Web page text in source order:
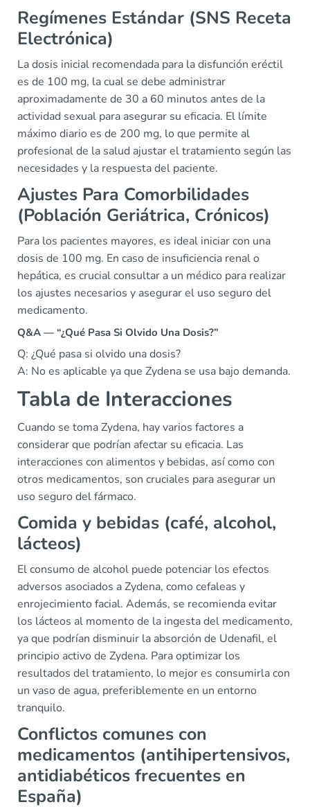
Regímenes Estándar (SNS Receta
Electrónica)
La dosis inicial recomendada para la disfunción eréctil
es de 100 mg, la cual se debe administrar
aproximadamente de 30 a 60 minutos antes de la
actividad sexual para asegurar su eficacia. El límite
máximo diario es de 200 mg, lo que permite al
profesional de la salud ajustar el tratamiento según las
necesidades y la respuesta del paciente.
Ajustes Para Comorbilidades
(Población Geriátrica, Crónicos)
Para los pacientes mayores, es ideal iniciar con una
dosis de 100 mg. En caso de insuficiencia renal o
hepática, es crucial consultar a un médico para realizar
los ajustes necesarios y asegurar el uso seguro del
medicamento.
Q&A — “¿Qué Pasa Si Olvido Una Dosis?”
Q: ¿Qué pasa si olvido una dosis?
A: No es aplicable ya que Zydena se usa bajo demanda.
Tabla de Interacciones
Cuando se toma Zydena, hay varios factores a
considerar que podrían afectar su eficacia. Las
interacciones con alimentos y bebidas, así como con
otros medicamentos, son cruciales para asegurar un
uso seguro del fármaco.
Comida y bebidas (café, alcohol,
lácteos)
El consumo de alcohol puede potenciar los efectos
adversos asociados a Zydena, como cefaleas y
enrojecimiento facial. Además, se recomienda evitar
los lácteos al momento de la ingesta del medicamento,
ya que podrían disminuir la absorción de Udenafil, el
principio activo de Zydena. Para optimizar los
resultados del tratamiento, lo mejor es consumirla con
un vaso de agua, preferiblemente en un entorno
tranquilo.
Conflictos comunes con
medicamentos (antihipertensivos,
antidiabéticos frecuentes en
España)